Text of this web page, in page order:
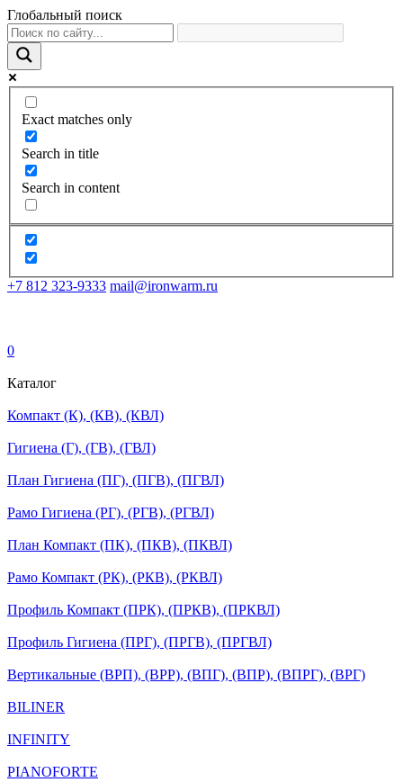
Глобальный поиск
Exact matches only
Search in title
Search in content
+7 812 323-9333 mail@ironwarm.ru
0
Каталог
Компакт (К), (КВ), (КВЛ)
Гигиена (Г), (ГВ), (ГВЛ)
План Гигиена (ПГ), (ПГВ), (ПГВЛ)
Рамо Гигиена (РГ), (РГВ), (РГВЛ)
План Компакт (ПК), (ПКВ), (ПКВЛ)
Рамо Компакт (РК), (РКВ), (РКВЛ)
Профиль Компакт (ПРК), (ПРКВ), (ПРКВЛ)
Профиль Гигиена (ПРГ), (ПРГВ), (ПРГВЛ)
Вертикальные (ВРП), (ВРР), (ВПГ), (ВПР), (ВПРГ), (ВРГ)
BILINER
INFINITY
PIANOFORTE